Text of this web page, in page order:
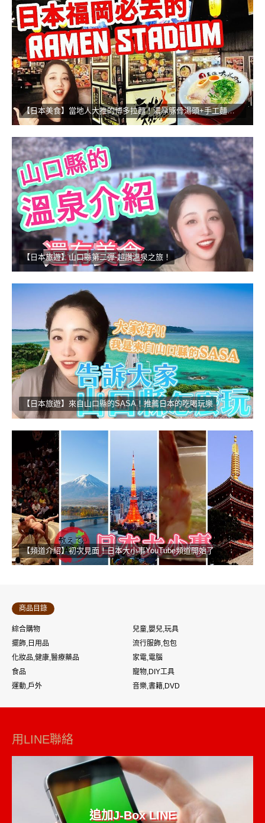
【日本美食】當地人大推的博多拉麵！濃厚豚骨湯頭+手工麵的無敵組合
【日本旅遊】山口縣第二彈-超讚溫泉之旅！
【日本旅遊】來自山口縣的SASA！推薦日本的吃喝玩樂
【頻道介紹】初次見面！日本大小事YouTube頻道開始了
商品目錄
綜合購物
兒童,嬰兒,玩具
擺飾,日用品
流行服飾,包包
化妝品,健康,醫療藥品
家電,電腦
食品
寵物,DIY工具
運動,戶外
音樂,書籍,DVD
用LINE聯絡
追加J-Box LINE